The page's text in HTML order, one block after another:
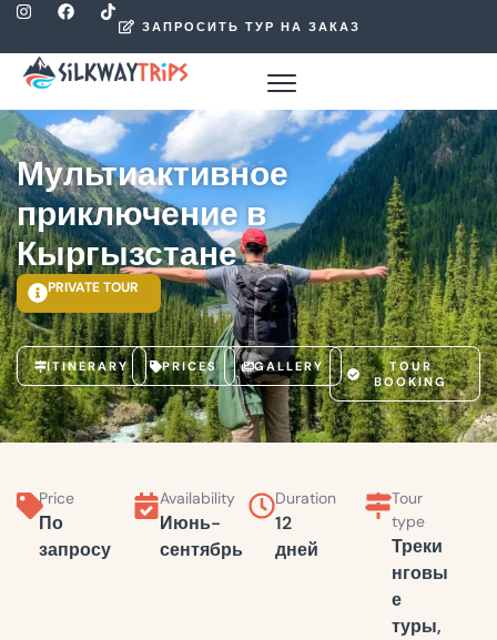
ЗАПРОСИТЬ ТУР НА ЗАКАЗ
Мультиактивное
приключение в
Кыргызстане
PRIVATE TOUR
ITINERARY PRICES GALLERY
TOUR
BOOKING
Price
По
запросу
Availability
Июнь-
сентябрь
Duration
12
дней
Tour
type
Треки
нговы
е
туры,